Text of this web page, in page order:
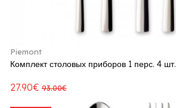
Piemont
Комплект столовых приборов 1 перс. 4 шт.
27.90€ 93.00€